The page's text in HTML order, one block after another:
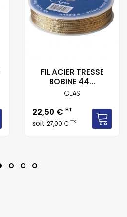
FIL ACIER TRESSE
BOBINE 44...
CLAS
Prix
22,50 € HT
soit 27,00 €TTC